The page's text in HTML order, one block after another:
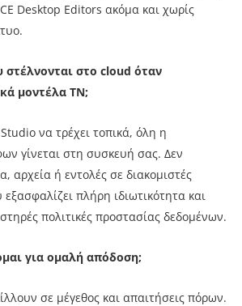
Desktop Editors ακόμα και χωρίς
στέλνονται στο cloud όταν
μοντέλα ΤΝ;
να τρέχει τοπικά, όλη η
γίνεται στη συσκευή σας. Δεν
αρχεία ή εντολές σε διακομιστές
πλήρη ιδιωτικότητα και
πολιτικές προστασίας δεδομένων.
για ομαλή απόδοση;
σε μέγεθος και απαιτήσεις πόρων.